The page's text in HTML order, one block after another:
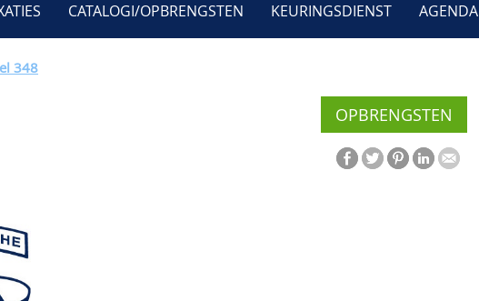
CATALOGI/OPBRENGSTEN KEURINGSDIENST AGENDA
348
OPBRENGSTEN